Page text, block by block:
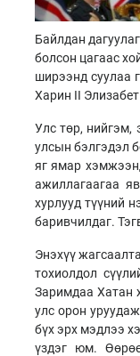
Байлдан
болсон цагаас
ширээнд суулаа
Харин II
Улс төр, нийгэм,
улсын бэлгэдэл
яг ямар
ажиллагаагаа
хурлууд түүний
баривчилдаг.
Энэхүү
тохиолдол
Заримдаа Хатан
улс орон
бүх эрх мэдлээ
үздэг юм.